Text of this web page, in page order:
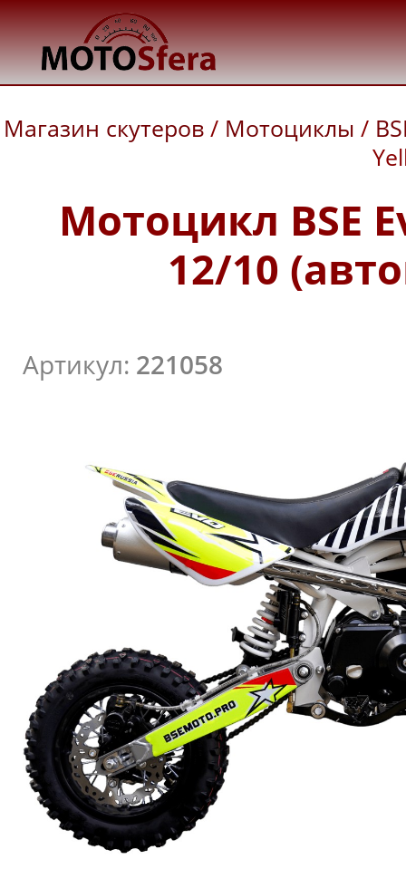
Магазин скутеров / Мотоциклы /
Мотоцикл BSE
12/10
Артикул: 221058